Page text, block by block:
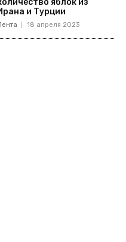
яблок из
и Турции
18 апреля 2023